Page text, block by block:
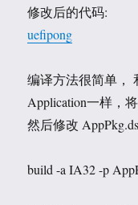
修改后的代码:
uefipong
编译方法很简单，
Application一样，
然后修改
build -a IA32 -p